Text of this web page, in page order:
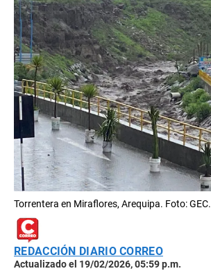
Torrentera en Miraflores, Arequipa. Foto: GEC.
REDACCIÓN DIARIO CORREO
Actualizado el 19/02/2026, 05:59 p.m.